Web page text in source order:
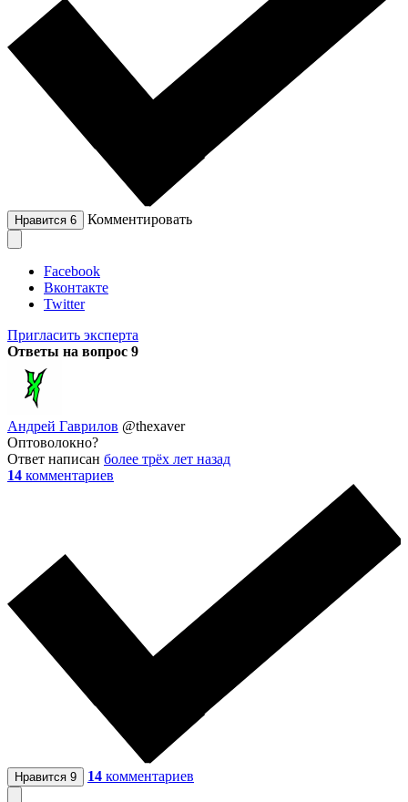
Нравится 6 Комментировать
Facebook
Вконтакте
Twitter
Пригласить эксперта
Ответы на вопрос 9
Андрей Гаврилов @thexaver
Оптоволокно?
Ответ написан более трёх лет назад
14 комментариев
Нравится 9 14 комментариев